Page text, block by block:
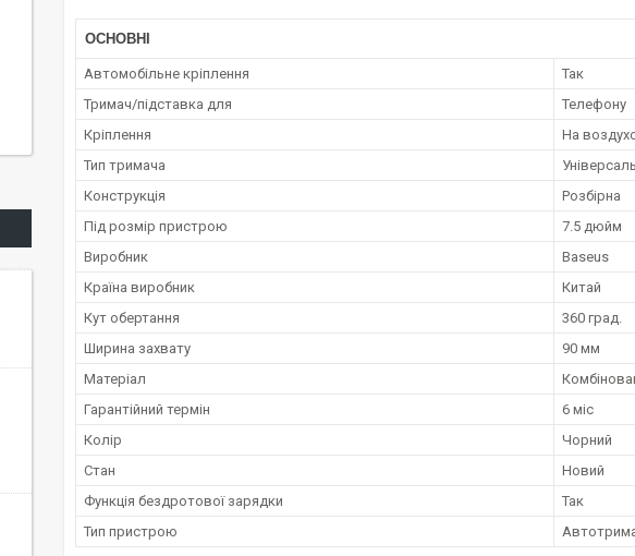
ОСНОВНІ
Автомобільне кріплення
Так
Тримач/підставка для
Телефону
Кріплення
На
Тип тримача
Конструкція
Розбірна
Під розмір пристрою
7.5 дюйм
Виробник
Baseus
Країна виробник
Китай
Кут обертання
360 град.
Ширина захвату
90 мм
Матеріал
Гарантійний термін
6 міс
Колір
Чорний
Стан
Новий
Функція бездротової зарядки
Так
Тип пристрою